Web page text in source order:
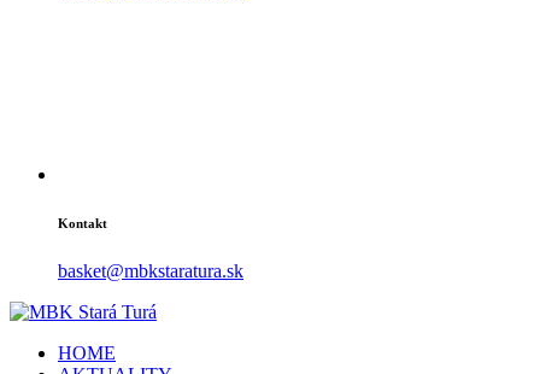
Kontakt
basket@mbkstaratura.sk
HOME